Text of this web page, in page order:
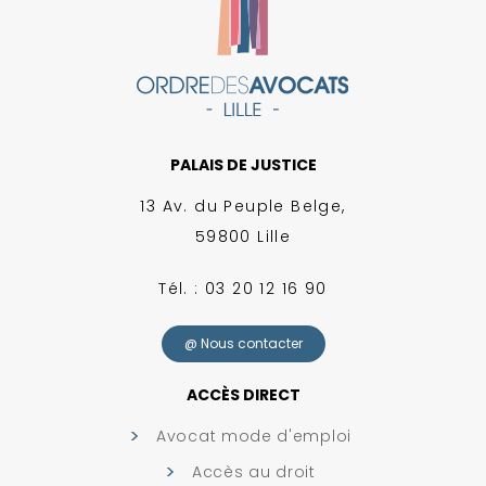
PALAIS DE JUSTICE
13 Av. du Peuple Belge,
59800 Lille
Tél. : 03 20 12 16 90
@ Nous contacter
ACCÈS DIRECT
Avocat mode d'emploi
Accès au droit